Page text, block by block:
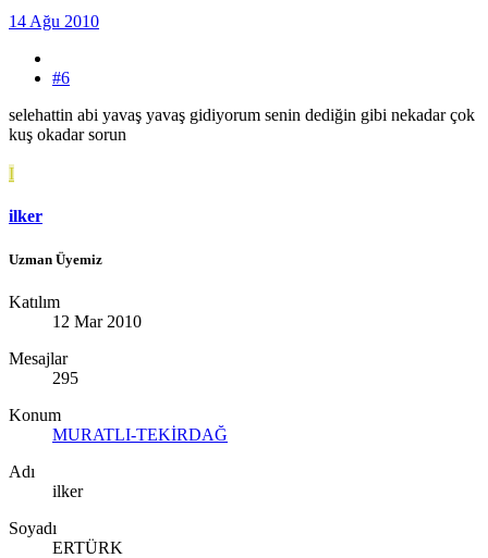
14 Ağu 2010
#6
selehattin abi yavaş yavaş gidiyorum senin dediğin gibi nekadar çok
kuş okadar sorun
I
ilker
Uzman Üyemiz
Katılım
12 Mar 2010
Mesajlar
295
Konum
MURATLI-TEKİRDAĞ
Adı
ilker
Soyadı
ERTÜRK